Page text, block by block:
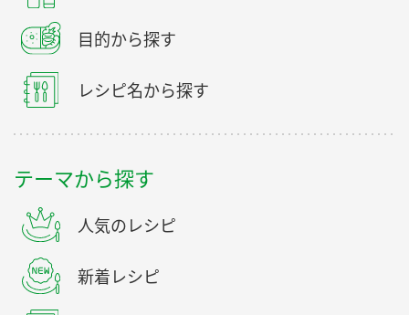
目的から探す
レシピ名から探す
テーマから探す
人気のレシピ
新着レシピ